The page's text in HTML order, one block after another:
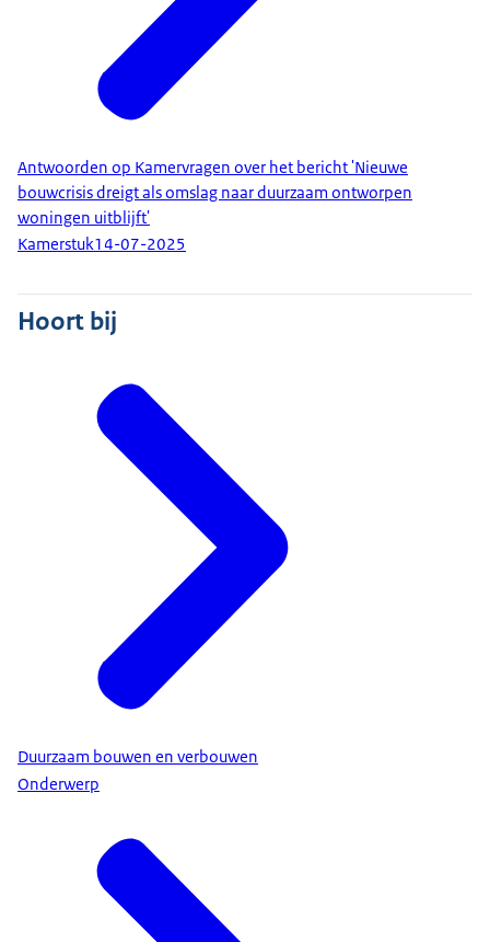
Antwoorden op Kamervragen over het bericht 'Nieuwe
bouwcrisis dreigt als omslag naar duurzaam ontworpen
woningen uitblijft'
Kamerstuk14-07-2025
Hoort bij
Duurzaam bouwen en verbouwen
Onderwerp